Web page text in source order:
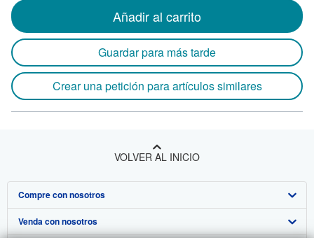
Añadir al carrito
Guardar para más tarde
Crear una petición para artículos similares
VOLVER AL INICIO
Compre con nosotros
Búsqueda avanzada
Venda con nosotros